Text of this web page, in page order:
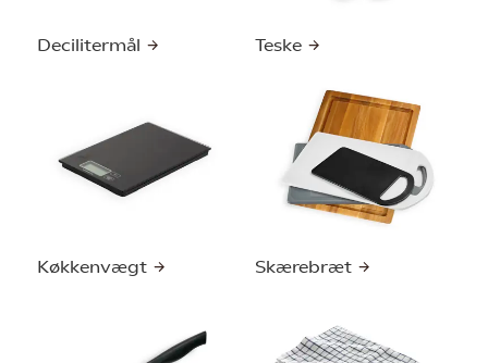
Decilitermål Teske
Køkkenvægt Skærebræt